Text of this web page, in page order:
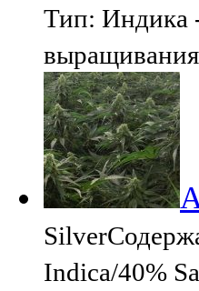
Тип: Индика
Indica/40%